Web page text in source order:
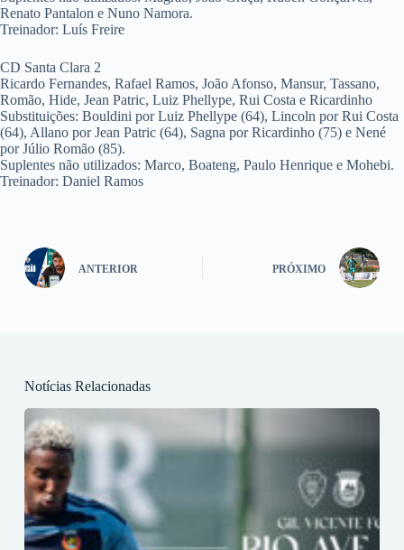
Renato Pantalon e Nuno Namora.
Treinador: Luís Freire
CD Santa Clara 2
Ricardo Fernandes, Rafael Ramos, João Afonso, Mansur, Tassano,
Romão, Hide, Jean Patric, Luiz Phellype, Rui Costa e Ricardinho
Substituições: Bouldini por Luiz Phellype (64), Lincoln por Rui Costa
(64), Allano por Jean Patric (64), Sagna por Ricardinho (75) e Nené
por Júlio Romão (85).
Suplentes não utilizados: Marco, Boateng, Paulo Henrique e Mohebi.
Treinador: Daniel Ramos
ANTERIOR PRÓXIMO
Notícias Relacionadas